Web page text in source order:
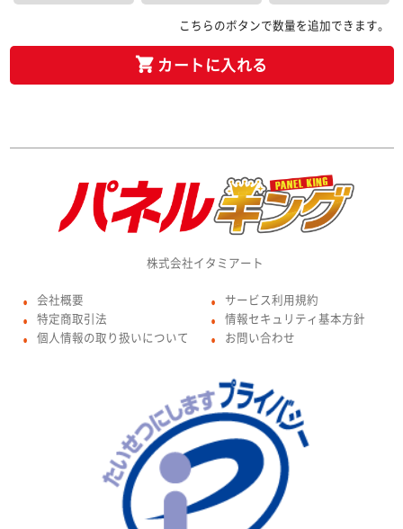
こちらのボタンで数量を追加できます。
カートに入れる
株式会社イタミアート
● 会社概要
● 特定商取引法
● 個人情報の取り扱いについて
● サービス利用規約
● 情報セキュリティ基本方針
● お問い合わせ